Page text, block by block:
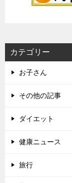
カテゴリー
お子さん
その他の記事
ダイエット
健康ニュース
旅行